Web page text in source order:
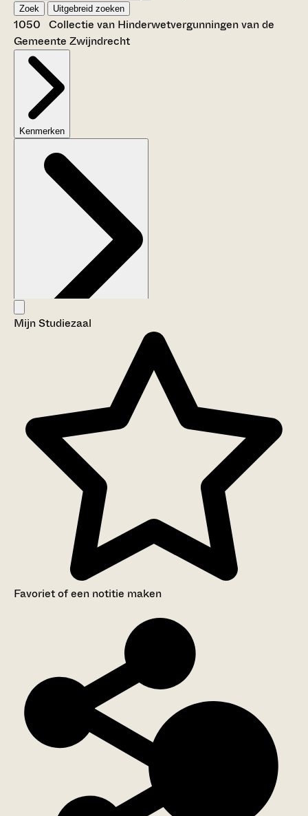
Zoek Uitgebreid zoeken
1050 Collectie van Hinderwetvergunningen van de
Gemeente Zwijndrecht
Kenmerken
Aanwijzingen voor de gebruiker
Inventaris
Mijn Studiezaal
Favoriet of een notitie maken